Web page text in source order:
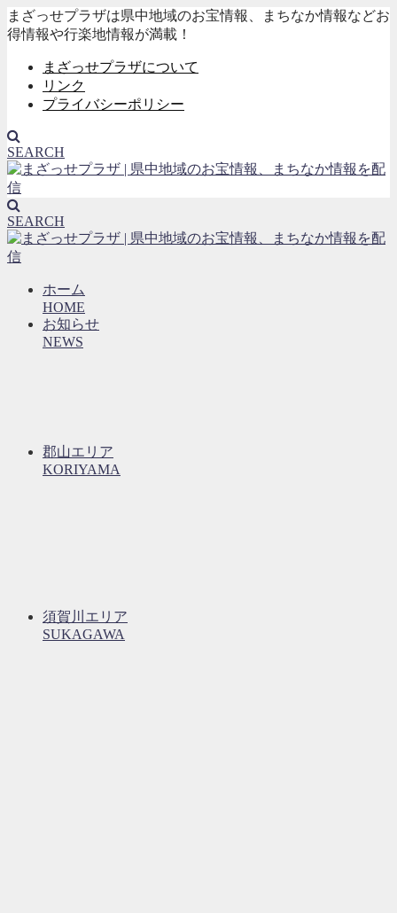
まざっせプラザは県中地域のお宝情報、まちなか情報などお
得情報や行楽地情報が満載！
まざっせプラザについて
リンク
プライバシーポリシー
SEARCH
SEARCH
ホーム
HOME
お知らせ
NEWS
郡山エリア
KORIYAMA
須賀川エリア
SUKAGAWA